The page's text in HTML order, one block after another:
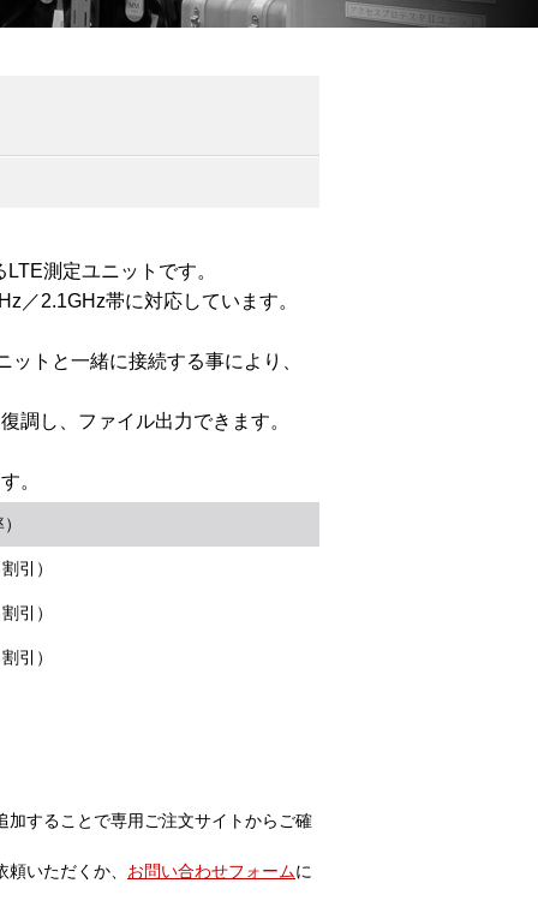
測定ユニットです。
／2.1GHz帯に対応しています。
トと一緒に接続する事により、
調し、ファイル出力できます。
。
引）
引）
引）
加することで専用ご注文サイトからご確
いただくか、 お問い合わせフォームに